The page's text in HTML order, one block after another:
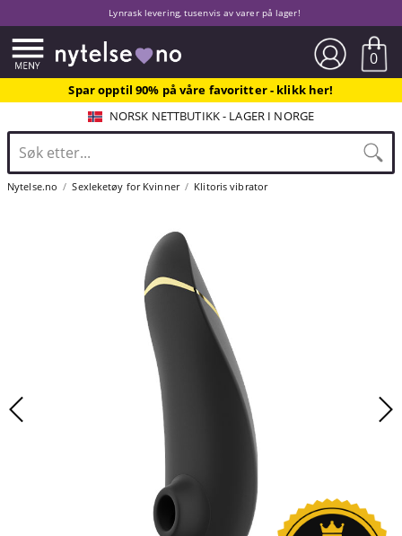
Lynrask levering, tusenvis av varer på lager!
0
Spar opptil 90% på våre favoritter - klikk her!
NORSK NETTBUTIKK - LAGER I NORGE
Nytelse.no Sexleketøy for Kvinner Klitoris vibrator